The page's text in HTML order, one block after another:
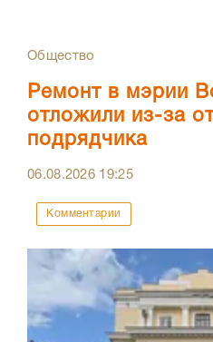
Общество
Ремонт в мэрии
отложили из-за
подрядчика
06.08.2026 19:25
Комментарии